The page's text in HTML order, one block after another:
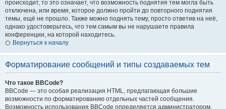
происходит, то это означает, что возможность поднятия тем могла быть
отключена, или время, которое должно пройти до повторного поднятия
темы, ещё не прошло. Также можно поднять тему, просто ответив на неё,
однако удостоверьтесь, что тем самым вы не нарушаете правила
конференции, на которой находитесь.
Вернуться к началу
Форматирование сообщений и типы создаваемых тем
Что такое BBCode?
BBCode — это особая реализация HTML, предлагающая большие
возможности по форматированию отдельных частей сообщения.
Возможность использования BBCode определяется администратором,